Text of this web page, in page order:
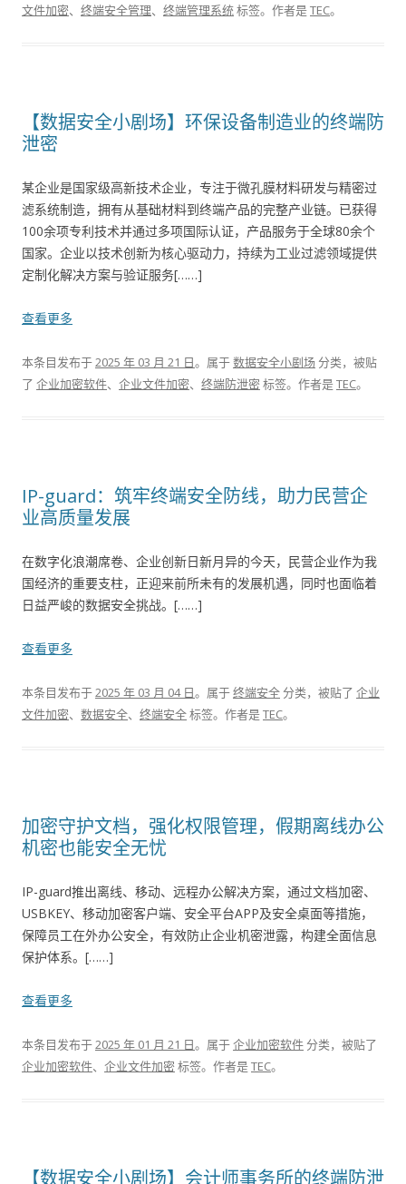
文件加密、 终端安全管理、 终端管理系统标签。 作者是TEC。
【数据安全小剧场】环保设备制造业的终端防
泄密
某企业是国家级高新技术企业，专注于微孔膜材料研发与精密过
滤系统制造，拥有从基础材料到终端产品的完整产业链。已获得
100余项专利技术并通过多项国际认证，产品服务于全球80余个
国家。企业以技术创新为核心驱动力，持续为工业过滤领域提供
定制化解决方案与验证服务[……]
查看更多
本条目发布于2025 年 03 月 21 日。属于数据安全小剧场分类，被贴
了 企业加密软件、 企业文件加密、 终端防泄密标签。 作者是TEC。
IP-guard：筑牢终端安全防线，助力民营企
业高质量发展
在数字化浪潮席卷、企业创新日新月异的今天，民营企业作为我
国经济的重要支柱，正迎来前所未有的发展机遇，同时也面临着
日益严峻的数据安全挑战。[……]
查看更多
本条目发布于2025 年 03 月 04 日。属于终端安全分类，被贴了 企业
文件加密、 数据安全、 终端安全标签。 作者是TEC。
加密守护文档，强化权限管理，假期离线办公
机密也能安全无忧
IP-guard推出离线、移动、远程办公解决方案，通过文档加密、
USBKEY、移动加密客户端、安全平台APP及安全桌面等措施，
保障员工在外办公安全，有效防止企业机密泄露，构建全面信息
保护体系。[……]
查看更多
本条目发布于2025 年 01 月 21 日。属于企业加密软件分类，被贴了
企业加密软件、 企业文件加密标签。 作者是TEC。
【数据安全小剧场】会计师事务所的终端防泄